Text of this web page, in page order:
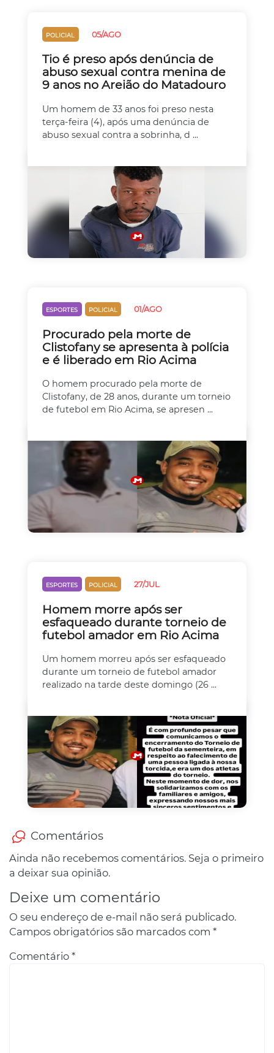
POLICIAL 05/AGO
Tio é preso após denúncia de
abuso sexual contra menina de
9 anos no Areião do Matadouro
Um homem de 33 anos foi preso nesta
terça-feira (4), após uma denúncia de
abuso sexual contra a sobrinha, d ...
ESPORTES POLICIAL 01/AGO
Procurado pela morte de
Clistofany se apresenta à polícia
e é liberado em Rio Acima
O homem procurado pela morte de
Clistofany, de 28 anos, durante um torneio
de futebol em Rio Acima, se apresen ...
ESPORTES POLICIAL 27/JUL
Homem morre após ser
esfaqueado durante torneio de
futebol amador em Rio Acima
Um homem morreu após ser esfaqueado
durante um torneio de futebol amador
realizado na tarde deste domingo (26 ...
Comentários
Ainda não recebemos comentários. Seja o primeiro
a deixar sua opinião.
Deixe um comentário
O seu endereço de e-mail não será publicado.
Campos obrigatórios são marcados com *
Comentário *